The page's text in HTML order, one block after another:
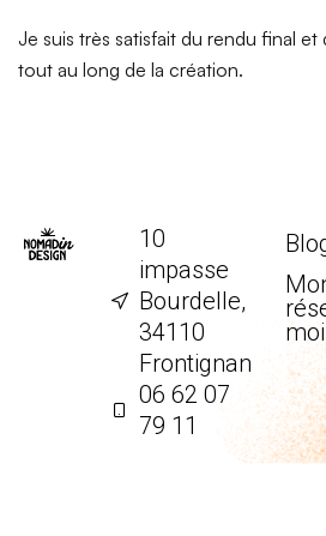
Je suis très satisfait du rendu final
tout au long de la création.
10
impasse
Bourdelle,
34110
Frontignan
06 62 07
79 11
moi